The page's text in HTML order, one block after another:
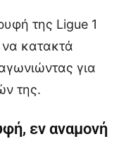
της Ligue 1
κατακτά
για
της.
εν αναμονή